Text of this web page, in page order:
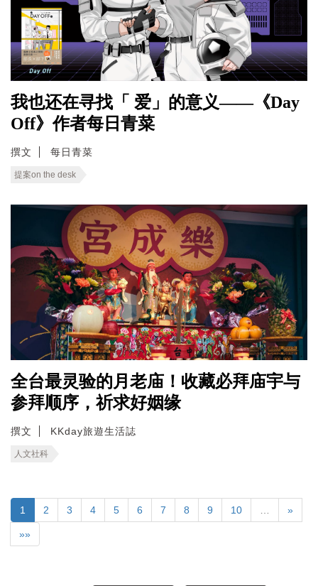
我也还在寻找「 爱」的意义——《Day
Off》作者每日青菜
撰文 每日青菜
提案on the desk
全台最灵验的月老庙！收藏必拜庙宇与
参拜顺序，祈求好姻缘
撰文 KKday旅遊生活誌
人文社科
1 2 3 4 5 6 7 8 9 10 »
»»